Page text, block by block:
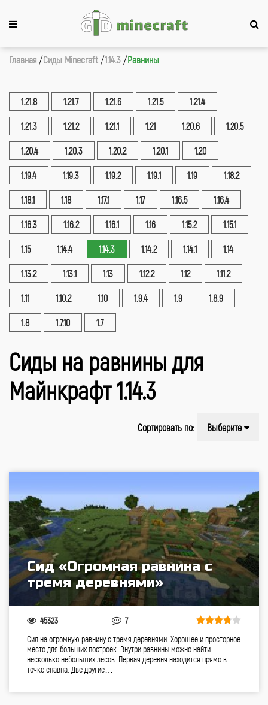
Главная Сиды Minecraft 1.14.3 Равнины
1.21.8 1.21.7 1.21.6 1.21.5 1.21.4
1.21.3 1.21.2 1.21.1 1.21 1.20.6 1.20.5
1.20.4 1.20.3 1.20.2 1.20.1 1.20
1.19.4 1.19.3 1.19.2 1.19.1 1.19 1.18.2
1.18.1 1.18 1.17.1 1.17 1.16.5 1.16.4
1.16.3 1.16.2 1.16.1 1.16 1.15.2 1.15.1
1.15 1.14.4 1.14.3 1.14.2 1.14.1 1.14
1.13.2 1.13.1 1.13 1.12.2 1.12 1.11.2
1.11 1.10.2 1.10 1.9.4 1.9 1.8.9
1.8 1.7.10 1.7
Сиды на равнины для
Майнкрафт 1.14.3
Сортировать по: Выберите
Сид «Огромная равнина с
тремя деревнями»
45323 7
Сид на огромную равнину с тремя деревнями. Хорошее и просторное
место для больших построек. Внутри равнины можно найти
несколько небольших лесов. Первая деревня находится прямо в
точке спавна. Две другие…